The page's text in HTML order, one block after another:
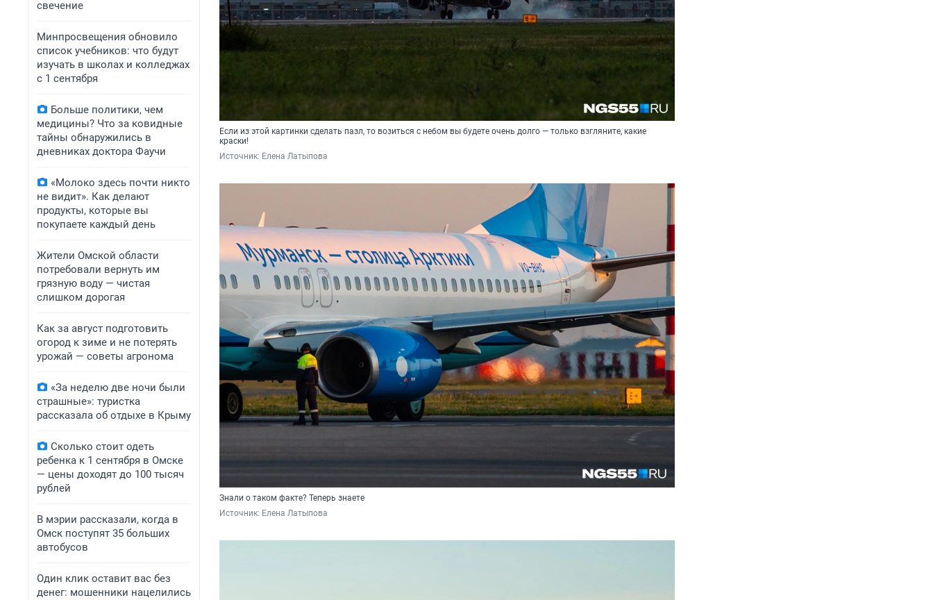
свечение
Минпросвещения обновило
список учебников: что будут
изучать в школах и колледжах
с 1 сентября
Больше политики, чем
медицины? Что за ковидные
тайны обнаружились в
дневниках доктора Фаучи
«Молоко здесь почти никто
не видит». Как делают
продукты, которые вы
покупаете каждый день
Жители Омской области
потребовали вернуть им
грязную воду — чистая
слишком дорогая
Как за август подготовить
огород к зиме и не потерять
урожай — советы агронома
«За неделю две ночи были
страшные»: туристка
рассказала об отдыхе в Крыму
Сколько стоит одеть
ребенка к 1 сентября в Омске
— цены доходят до 100 тысяч
рублей
В мэрии рассказали, когда в
Омск поступят 35 больших
автобусов
Один клик оставит вас без
денег: мошенники нацелились
Если из этой картинки сделать пазл, то возиться с небом вы будете очень долго — только взгляните, какие
краски!
Источник: Елена Латыпова
Знали о таком факте? Теперь знаете
Источник: Елена Латыпова